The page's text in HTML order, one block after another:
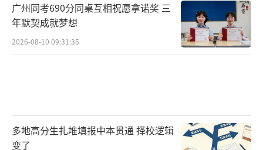
广州同考690分同桌互相祝愿拿诺奖 三
年默契成就梦想
2026-08-10 09:31:35
多地高分生扎堆填报中本贯通 择校逻辑
变了